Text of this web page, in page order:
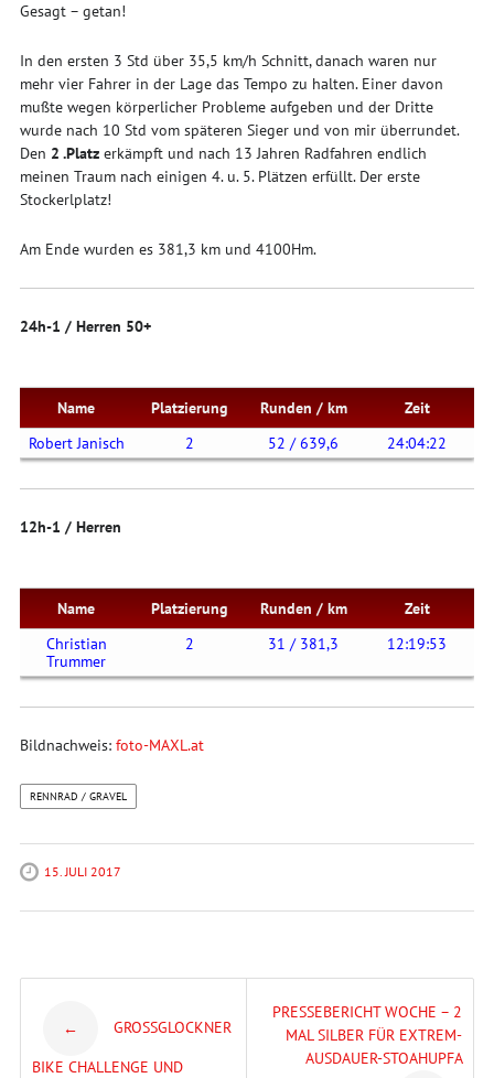
Gesagt – getan!
In den ersten 3 Std über 35,5 km/h Schnitt, danach waren nur
mehr vier Fahrer in der Lage das Tempo zu halten. Einer davon
mußte wegen körperlicher Probleme aufgeben und der Dritte
wurde nach 10 Std vom späteren Sieger und von mir überrundet.
Den 2 .Platzerkämpft und nach 13 Jahren Radfahren endlich
meinen Traum nach einigen 4. u. 5. Plätzen erfüllt. Der erste
Stockerlplatz!
Am Ende wurden es 381,3 km und 4100Hm.
24h-1 / Herren 50+
Name Platzierung Runden / km
Zeit
Robert Janisch
2 52 / 639,6 24:04:22
12h-1 / Herren
Name Platzierung Runden / km
Zeit
Christian
Trummer
2 31 / 381,3 12:19:53
Bildnachweis: foto-MAXL.at
RENNRAD / GRAVEL
15. JULI 2017
← GROSSGLOCKNER B
IKE CHALLENGE UND B
PRESSEBERICHT WOCHE – 2
MAL SILBER FÜR EXTREM-
AUSDAUER-STOAHUPFA